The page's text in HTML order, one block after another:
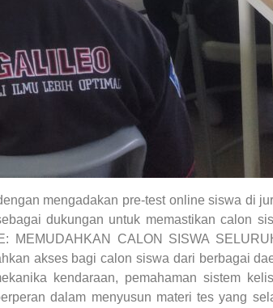
mengadakan pre-test online siswa di
dukungan untuk memastikan calon
CALON SISWA
akses bagi calon siswa dari berbagai
kendaraan, pemahaman sistem
dalam menyusun materi tes yang